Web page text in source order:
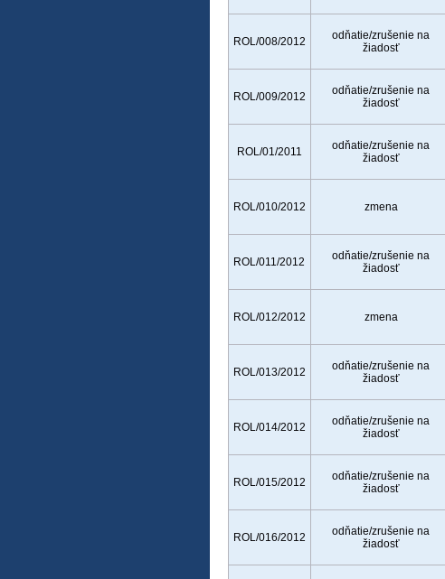
ROL/008/2012
odňatie/zrušenie na
žiadosť
ROL/009/2012
odňatie/zrušenie na
žiadosť
ROL/01/2011
odňatie/zrušenie na
žiadosť
ROL/010/2012 zmena
ROL/011/2012
odňatie/zrušenie na
žiadosť
ROL/012/2012 zmena
ROL/013/2012
odňatie/zrušenie na
žiadosť
ROL/014/2012
odňatie/zrušenie na
žiadosť
ROL/015/2012
odňatie/zrušenie na
žiadosť
ROL/016/2012
odňatie/zrušenie na
žiadosť